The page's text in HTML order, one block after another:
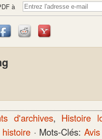
à
d'archives, Histoire
· Mots-Clés: